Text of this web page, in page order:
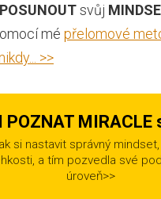
POSUNOUTsvůj
mé přelomové
>>
POZNAT MIRACLE
si nastavit správný
a tím pozvedla své
úroveň>>